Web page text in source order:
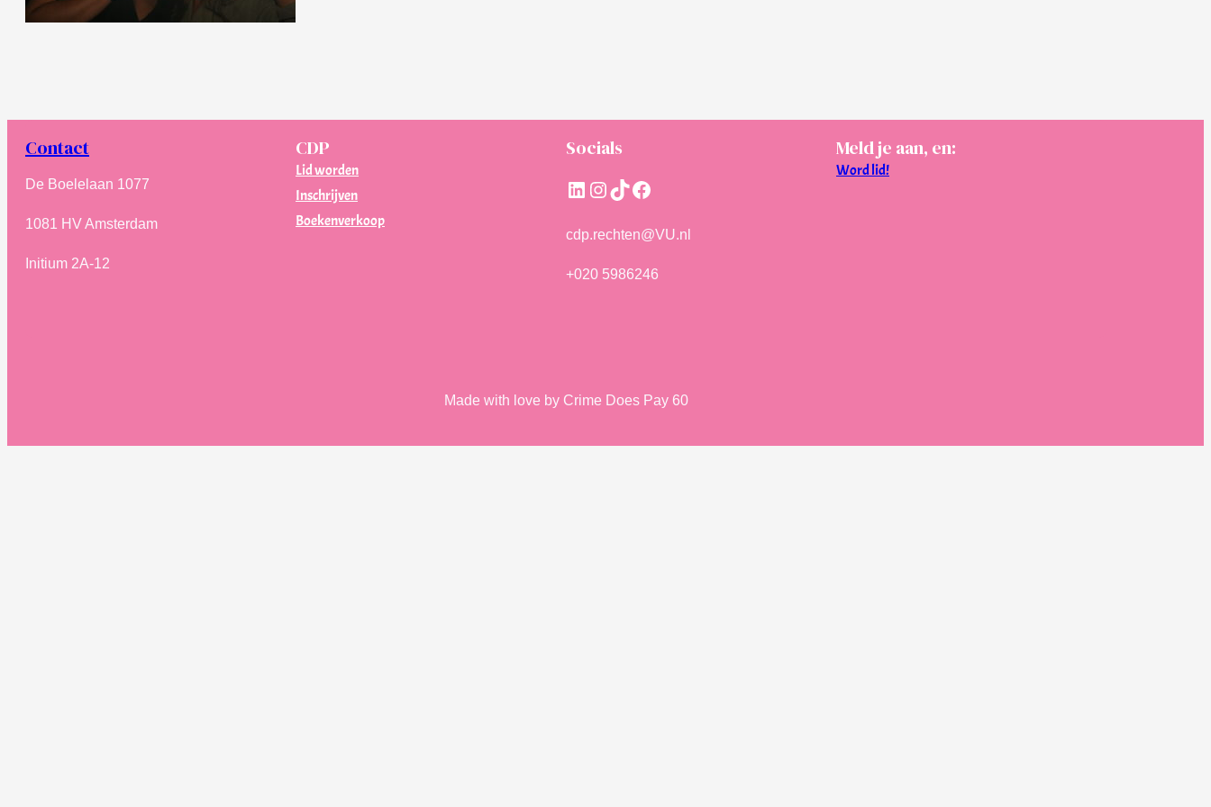
Contact
De Boelelaan 1077
1081 HV Amsterdam
Initium 2A-12
CDP
Lid worden
Inschrijven
Boekenverkoop
Socials
LinkedIn
Instagram
TikTokFacebook
cdp.rechten@VU.nl
+020 5986246
Meld je aan, en:
Word lid!
Made with love by Crime Does Pay 60